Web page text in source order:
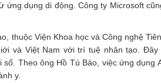
ứng dụng di động. Công ty Microsoft
thuộc Viện Khoa học và Công nghệ
và Việt Nam với trí tuệ nhân tạo.
số. Theo ông Hồ Tú Bảo, việc ứng
y.